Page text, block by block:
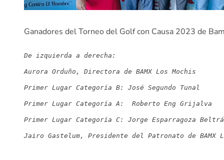
Ganadores del Torneo del Golf con Causa 2023 de
De izquierda a derecha:
Aurora Orduño, Directora de BAMX Los Mochis
Primer Lugar Categoría B: José Segundo Tunal
Primer Lugar Categoría A: Roberto Eng Grijalva
Primer Lugar Categoría C: Jorge Esparragoza
Jairo Gastelum, Presidente del Patronato de BAMX